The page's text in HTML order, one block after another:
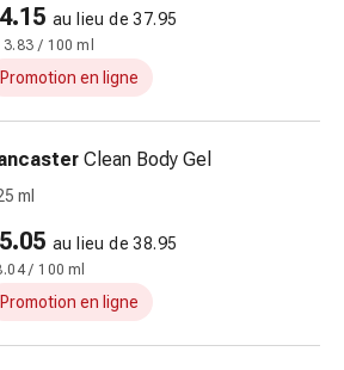
au lieu de 37.95
/ 100 ml
Promotion en ligne
Clean Body Gel
ml
au lieu de 38.95
/ 100 ml
Promotion en ligne